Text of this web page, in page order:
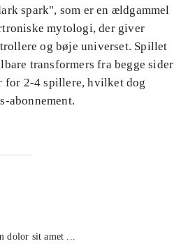
spark", som er en ældgammel
mytologi, der giver
og bøje universet. Spillet
transformers fra begge sider
2-4 spillere, hvilket dog
abonnement.
dolor sit amet ...